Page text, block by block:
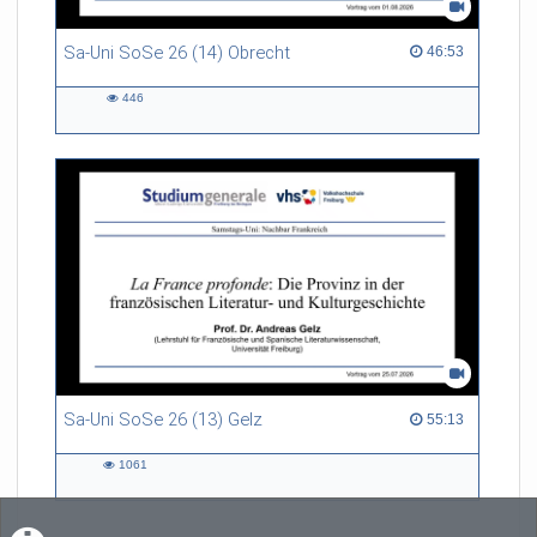
Sa-Uni SoSe 26 (14) Obrecht 46:53
46:53 duration
446
Sa-Uni SoSe 26 (13) Gelz 55:13
55:13 duration
1061